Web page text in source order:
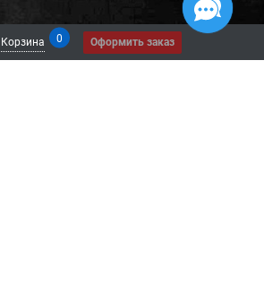
Корзина 0 Оформить заказ